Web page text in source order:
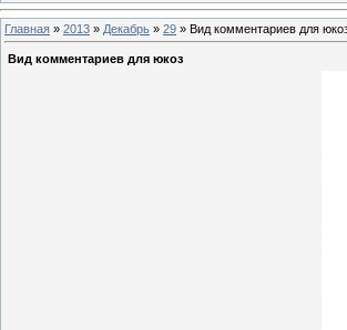
Главная » 2013 » Декабрь » 29 » Вид комментариев для
Вид комментариев для юкоз